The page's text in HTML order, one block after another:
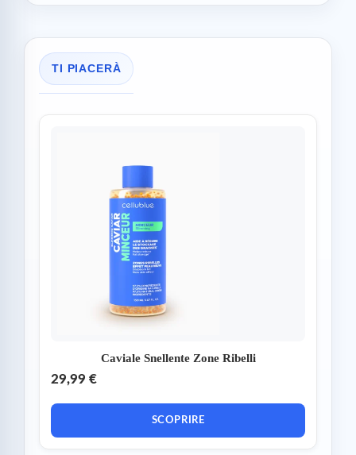
TI PIACERÀ
Caviale Snellente Zone Ribelli
29,99 €
SCOPRIRE